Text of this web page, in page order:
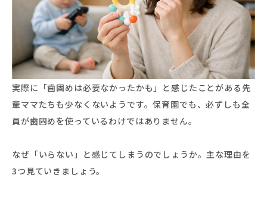
実際に「歯固めは必要なかったかも」と感じたことがある先
輩ママたちも少なくないようです。保育園でも、必ずしも全
員が歯固めを使っているわけではありません。
なぜ「いらない」と感じてしまうのでしょうか。主な理由を
3つ見ていきましょう。